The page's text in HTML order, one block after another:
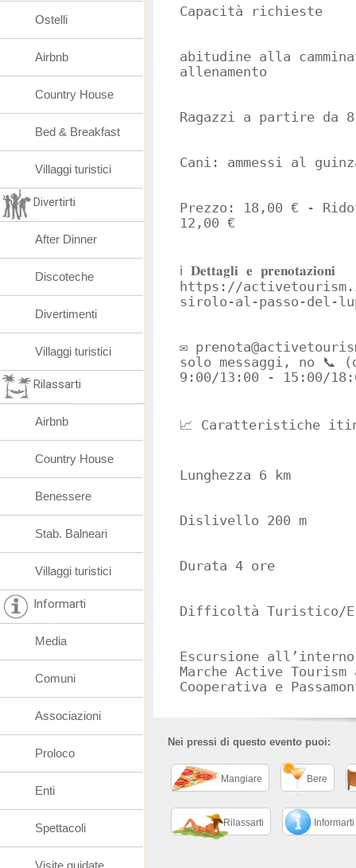
Capacità richieste
abitudine alla
allenamento
Ragazzi a partire da
Cani: ammessi al
Prezzo: 18,00 € -
12,00 €
ℹ️ 𝐃𝐞𝐭𝐭𝐚𝐠𝐥𝐢 𝐞 𝐩𝐫𝐞𝐧𝐨𝐭𝐚𝐳𝐢𝐨𝐧𝐢
https://
sirolo-al-passo-del-
✉️
solo messaggi, no 📞
9:00/13:00 - 15:00/
📈 Caratteristiche
Lunghezza 6 km
Dislivello 200 m
Durata 4 ore
Difficoltà Turistico/
Escursione
Marche Active
Cooperativa e
Nei pressi di questo evento puoi:
Mangiare Bere
Rilassarti Informarti
Ostelli
Airbnb
Country House
Bed & Breakfast
Villaggi turistici
Divertirti
After Dinner
Discoteche
Divertimenti
Villaggi turistici
Rilassarti
Airbnb
Country House
Benessere
Stab. Balneari
Villaggi turistici
Informarti
Media
Comuni
Associazioni
Proloco
Enti
Spettacoli
Visite guidate